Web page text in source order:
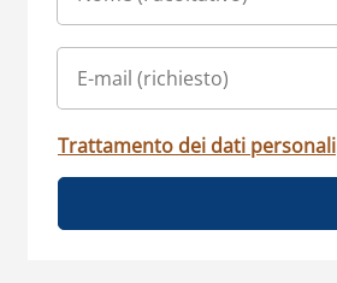
Trattamento dei dati personali